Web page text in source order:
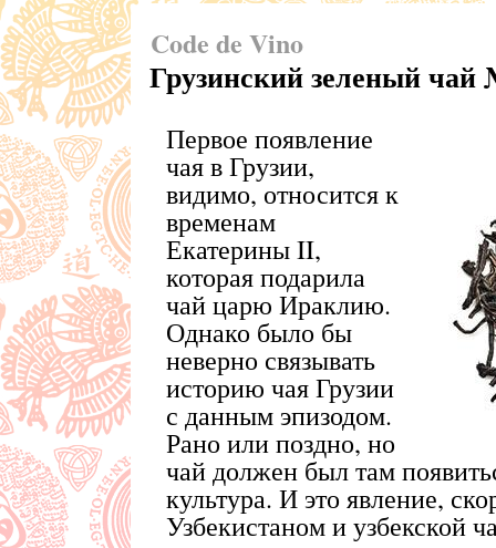
Code de Vino
Грузинский зеленый чай
Первое появление
чая в Грузии,
видимо, относится к
временам
Екатерины II,
которая подарила
чай царю Ираклию.
Однако было бы
неверно связывать
историю чая Грузии
с данным эпизодом.
Рано или поздно, но
чай должен был там
культура. И это явление,
Узбекистаном и узбекской